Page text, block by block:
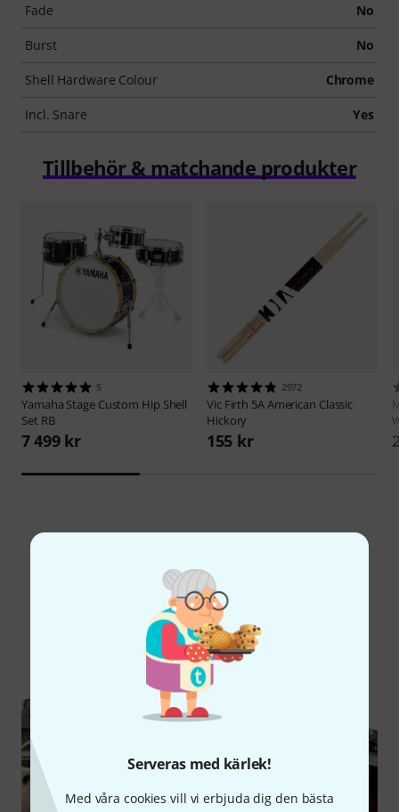
Serveras med kärlek!
Med våra cookies vill vi erbjuda dig den bästa
Fade No
Burst No
Shell Hardware Colour Chrome
Incl. Snare Yes
Tillbehör & matchande produkter
5
Yamaha Stage Custom Hip Shell
Set RB
7 499 kr
2972
Vic Firth 5A American Classic
Hickory
155 kr
Visste du?
Alla Onlineguide